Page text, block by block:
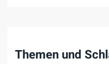
Themen und